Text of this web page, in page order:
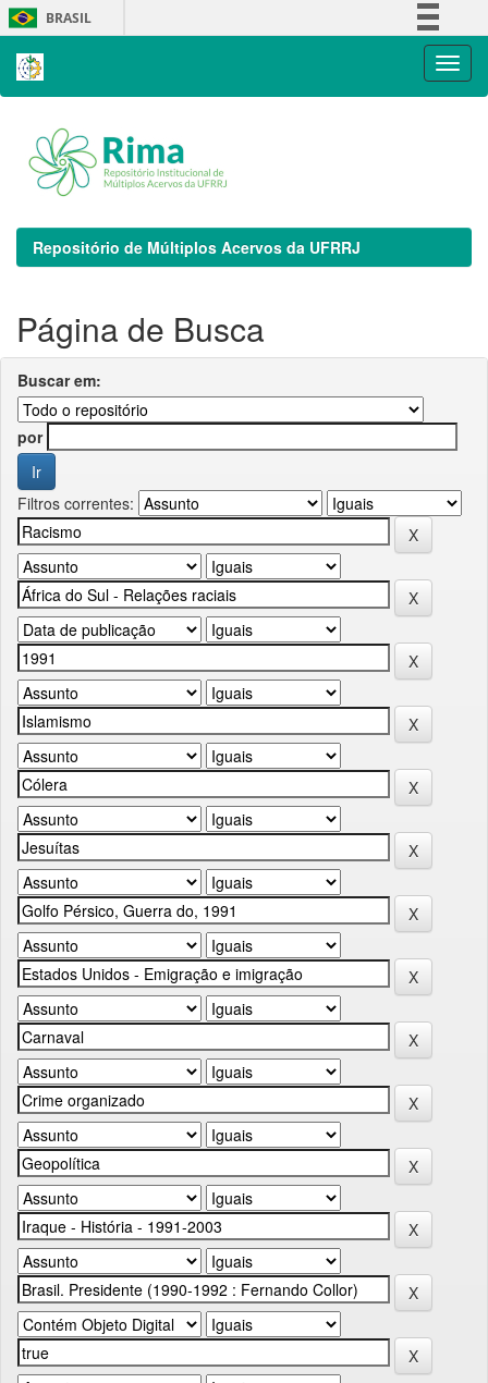
Skip
navigation
BRASIL
Repositório de Múltiplos Acervos da UFRRJ
Página de Busca
Buscar em:
por
Filtros correntes: